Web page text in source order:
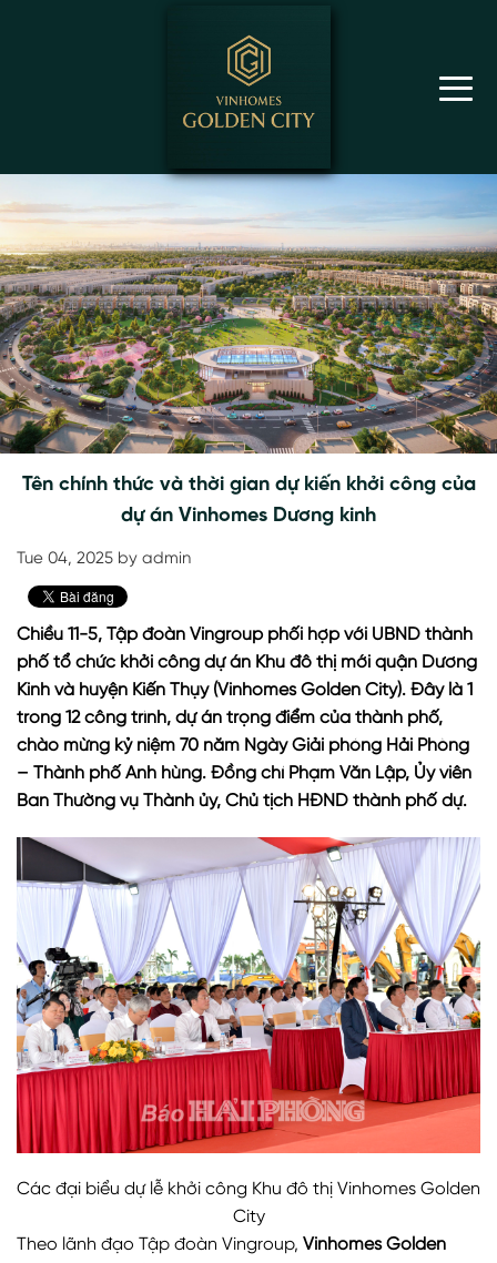
Tên chính thức và thời gian dự kiến khởi công của
dự án Vinhomes Dương kinh
Tue 04, 2025 by admin
Chiều 11-5, Tập đoàn Vingroup phối hợp với UBND thành
phố tổ chức khởi công dự án Khu đô thị mới quận Dương
Kinh và huyện Kiến Thụy (Vinhomes Golden City). Đây là 1
trong 12 công trình, dự án trọng điểm của thành phố,
chào mừng kỷ niệm 70 năm Ngày Giải phóng Hải Phòng
– Thành phố Anh hùng. Đồng chí Phạm Văn Lập, Ủy viên
Ban Thường vụ Thành ủy, Chủ tịch HĐND thành phố dự.
Các đại biểu dự lễ khởi công Khu đô thị Vinhomes Golden
City
Theo lãnh đạo Tập đoàn Vingroup, Vinhomes Golden